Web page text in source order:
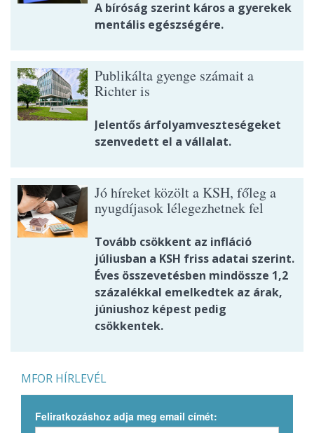
A bíróság szerint káros a gyerekek
mentális egészségére.
Publikálta gyenge számait a
Richter is
Jelentős árfolyamveszteségeket
szenvedett el a vállalat.
Jó híreket közölt a KSH, főleg a
nyugdíjasok lélegezhetnek fel
Tovább csökkent az infláció
júliusban a KSH friss adatai szerint.
Éves összevetésben mindössze 1,2
százalékkal emelkedtek az árak,
júniushoz képest pedig
csökkentek.
MFOR HÍRLEVÉL
Feliratkozáshoz adja meg email címét: